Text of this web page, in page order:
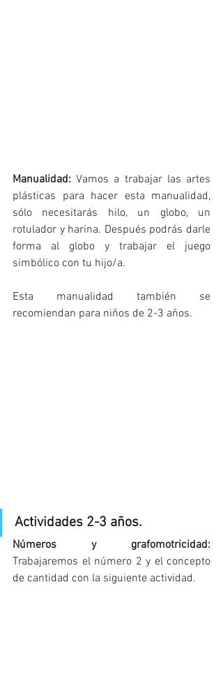
Manualidad: Vamos a trabajar las artes
plásticas para hacer esta manualidad,
sólo necesitarás hilo, un globo, un
rotulador y harina. Después podrás darle
forma al globo y trabajar el juego
simbólico con tu hijo/a.
Esta manualidad también se
recomiendan para niños de 2-3 años.
Actividades 2-3 años.
Trabajaremos el número 2 y el concepto
de cantidad con la siguiente actividad.